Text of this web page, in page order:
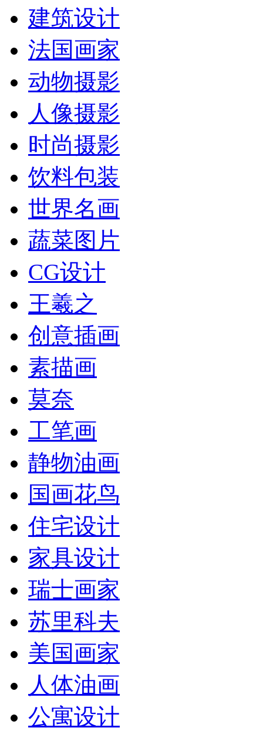
建筑设计
法国画家
动物摄影
人像摄影
时尚摄影
饮料包装
世界名画
蔬菜图片
CG设计
王羲之
创意插画
素描画
莫奈
工笔画
静物油画
国画花鸟
住宅设计
家具设计
瑞士画家
苏里科夫
美国画家
人体油画
公寓设计